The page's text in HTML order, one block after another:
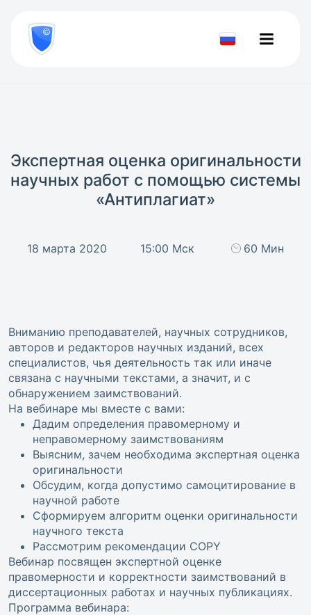
800
777-
81-Проверить
Экспертная оценка оригинальности
научных работ с помощью системы
«Антиплагиат»
18 марта 2020 15:00 Мск 60 Мин
Вниманию преподавателей, научных сотрудников,
авторов и редакторов научных изданий, всех
специалистов, чья деятельность так или иначе
связана с научными текстами, а значит, и с
обнаружением заимствований.
На вебинаре мы вместе с вами:
Дадим определения правомерному и
неправомерному заимствованиям
Выясним, зачем необходима экспертная оценка
оригинальности
Обсудим, когда допустимо самоцитирование в
научной работе
Сформируем алгоритм оценки оригинальности
научного текста
Рассмотрим рекомендации COPY
Вебинар посвящен экспертной оценке
правомерности и корректности заимствований в
диссертационных работах и научных публикациях.
Программа вебинара: